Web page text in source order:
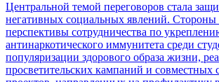
Центральной темой переговоров стала
негативных социальных явлений. Стороны
перспективы сотрудничества по
антинаркотического иммунитета среди
популяризации здорового образа жизни,
просветительских кампаний и совместных